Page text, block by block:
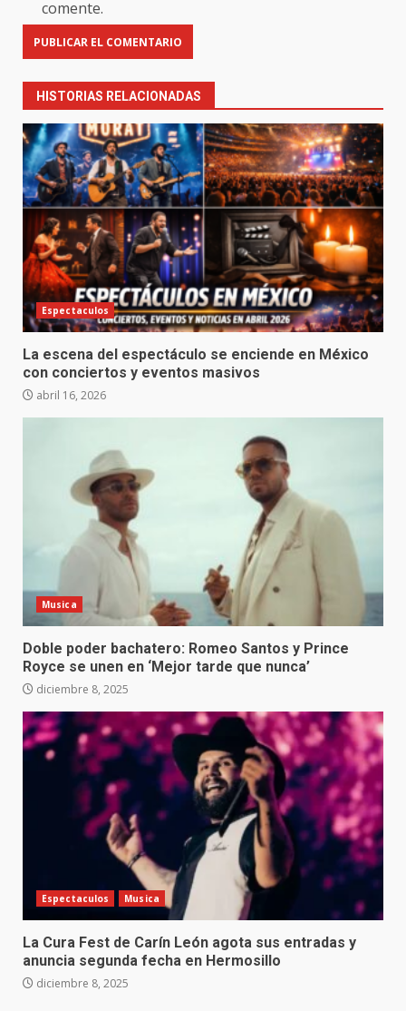
comente.
HISTORIAS RELACIONADAS
Espectaculos
La escena del espectáculo se enciende en México
con conciertos y eventos masivos
abril 16, 2026
Musica
Doble poder bachatero: Romeo Santos y Prince
Royce se unen en ‘Mejor tarde que nunca’
diciembre 8, 2025
Espectaculos Musica
La Cura Fest de Carín León agota sus entradas y
anuncia segunda fecha en Hermosillo
diciembre 8, 2025